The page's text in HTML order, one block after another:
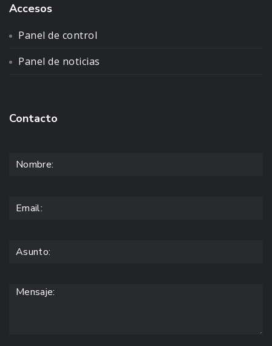
Accesos
Panel de control
Panel de noticias
Contacto